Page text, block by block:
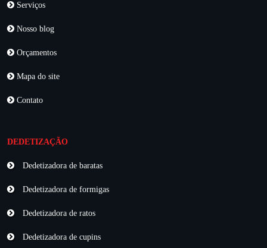
Serviços
Nosso blog
Orçamentos
Mapa do site
Contato
DEDETIZAÇÃO
Dedetizadora de baratas
Dedetizadora de formigas
Dedetizadora de ratos
Dedetizadora de cupins